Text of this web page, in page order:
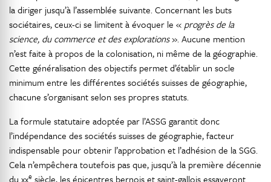
la diriger jusqu’à l’assemblée suivante. Concernant les buts
sociétaires, ceux-ci se limitent à évoquer le « progrès de la
science, du commerce et des explorations». Aucune mention
n’est faite à propos de la colonisation, ni même de la géographie.
Cette généralisation des objectifs permet d’établir un socle
minimum entre les différentes sociétés suisses de géographie,
chacune s’organisant selon ses propres statuts.
La formule statutaire adoptée par l’ASSG garantit donc
l’indépendance des sociétés suisses de géographie, facteur
indispensable pour obtenir l’approbation et l’adhésion de la SGG.
Cela n’empêchera toutefois pas que, jusqu’à la première décennie
du xxe siècle, les épicentres bernois et saint-gallois essayeront